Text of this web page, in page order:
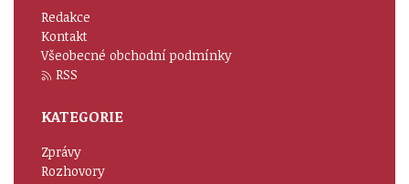
Redakce
Kontakt
Všeobecné obchodní podmínky
RSS
KATEGORIE
Zprávy
Rozhovory